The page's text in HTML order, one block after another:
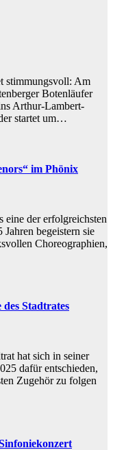
stimmungsvoll: Am
Botenläufer
Arthur-Lambert-
startet um…
im Phönix
eine der erfolgreichsten
begeistern sie
Choreographien,
Stadtrates
hat sich in seiner
dafür entschieden,
Zugehör zu folgen